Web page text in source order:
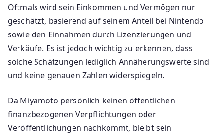
Oftmals wird sein Einkommen und Vermögen nur
geschätzt, basierend auf seinem Anteil bei Nintendo
sowie den Einnahmen durch Lizenzierungen und
Verkäufe. Es ist jedoch wichtig zu erkennen, dass
solche Schätzungen lediglich Annäherungswerte sind
und keine genauen Zahlen widerspiegeln.
Da Miyamoto persönlich keinen öffentlichen
finanzbezogenen Verpflichtungen oder
Veröffentlichungen nachkommt, bleibt sein